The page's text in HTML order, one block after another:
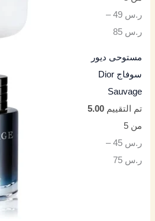
ر.س 49
–
ر.س 85
مستوحى ديور
سوفاج Dior
Sauvage
تم التقييم5.00
من 5
ر.س 45
–
ر.س 75